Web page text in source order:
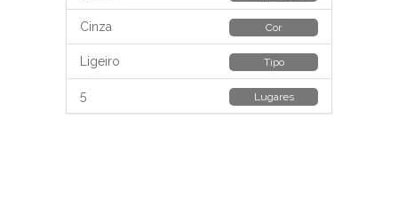
Cor
Cinza
Tipo
Ligeiro
Lugares
5